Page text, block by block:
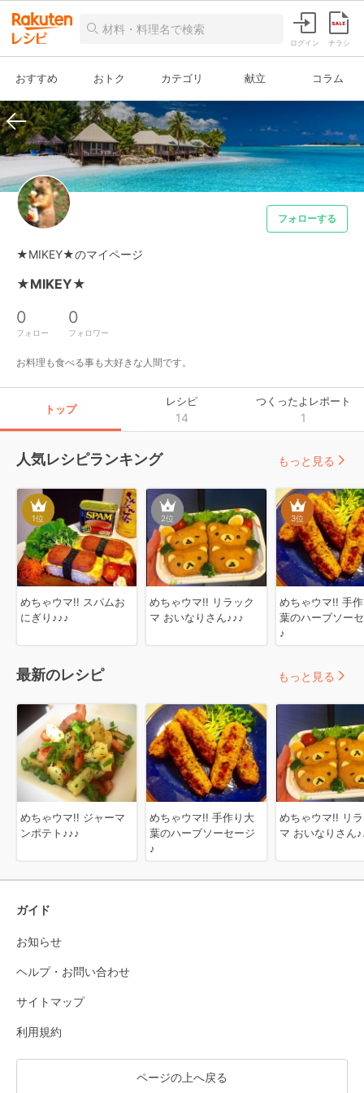
ログイン チラシ
おすすめ おトク カテゴリ 献立 コラム
フォローする
★MIKEY★のマイページ
★MIKEY★
0
フォロー
0
フォロワー
お料理も食べる事も大好きな人間です。
トップ
レシピ
14
つくったよレポート
1
人気レシピランキング
1位
めちゃウマ!! スパムお
にぎり♪♪♪
2位
めちゃウマ!! リラック
マ おいなりさん♪♪♪
3位
めちゃウマ!! 手
葉のハーブソー
♪
もっと見る
最新のレシピ
めちゃウマ!! ジャーマ
ンポテト♪♪♪
めちゃウマ!! 手作り大
葉のハーブソーセージ
♪
めちゃウマ!! リ
マ おいなりさん
もっと見る
ガイド
お知らせ
ヘルプ・お問い合わせ
サイトマップ
利用規約
ページの上へ戻る